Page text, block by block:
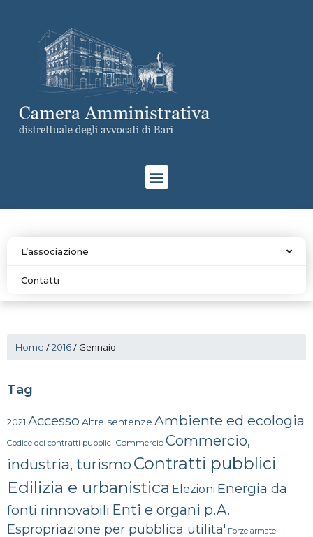
L’associazione
Contatti
Home /2016/Gennaio
Tag
2021 Accesso Altre sentenze Ambiente ed ecologia
Codice dei contratti pubblici Commercio Commercio,
industria, turismo Contratti pubblici
Edilizia e urbanistica Elezioni Energia da
fonti rinnovabili Enti e organi p.A.
Espropriazione per pubblica utilita' Forze armate